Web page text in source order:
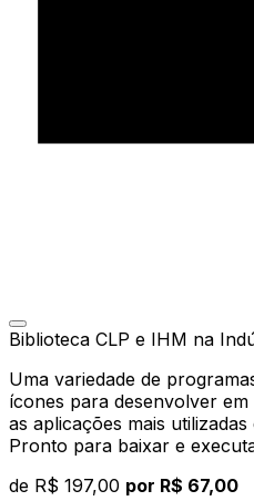
Biblioteca CLP e IHM na
Uma variedade de
ícones para desenvolver
as aplicações mais
Pronto para baixar e
de R$ 197,00 por R$ 67,00